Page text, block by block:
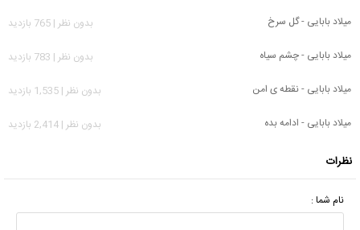
میلاد بابایی - گل سرخ
بدون نظر | 765 بازدید
میلاد بابایی - چشم سیاه
بدون نظر | 783 بازدید
میلاد بابایی - نقطه ی امن
بدون نظر | 1,535 بازدید
میلاد بابایی - ادامه بده
بدون نظر | 2,414 بازدید
نظرات
نام شما :